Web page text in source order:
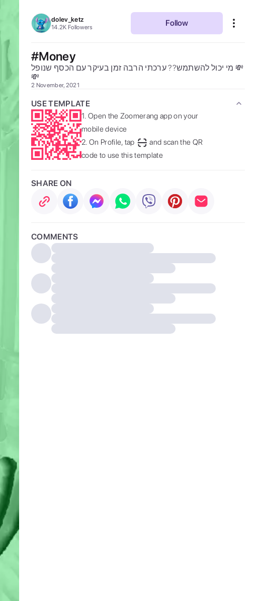
dolev_ketz
14.2K Followers Follow
#Money
מי יכול להשתמש?? ערכתי הרבה זמן בעיקר עם הכסף שנופל 💸
💸
2 November, 2021
USE TEMPLATE
1. Open the Zoomerang app on your
mobile device
2. On Profile, tap
and scan the QR
code to use this template
SHARE ON
COMMENTS